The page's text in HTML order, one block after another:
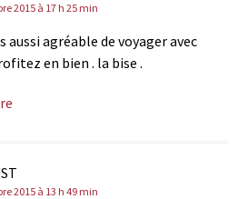
2015 à 17 h 25 min
aussi agréable de voyager avec
en bien . la bise .
2015 à 13 h 49 min